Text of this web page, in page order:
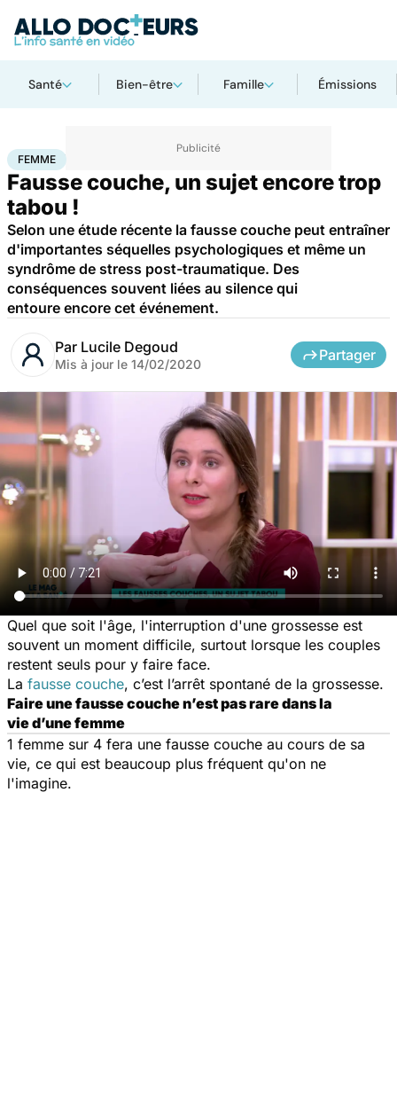
Santé Bien-être Famille Émissions
AccueilBien-être
FEMME
Fausse couche, un sujet encore trop
tabou !
Selon une étude récente la fausse couche peut entraîner
d'importantes séquelles psychologiques et même un
syndrôme de stress post-traumatique. Des
conséquences souvent liées au silence qui
entoure encore cet événement.
Par Lucile Degoud
Mis à jour le 14/02/2020
Partager
Quel que soit l'âge, l'interruption d'une grossesse est
souvent un moment difficile, surtout lorsque les couples
restent seuls pour y faire face.
La fausse couche, c’est l’arrêt spontané de la grossesse.
Faire une fausse couche n’est pas rare dans la
vie d’une femme
1 femme sur 4 fera une fausse couche au cours de sa
vie, ce qui est beaucoup plus fréquent qu'on ne
l'imagine.